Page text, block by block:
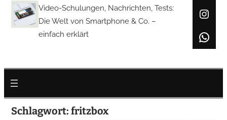
Video-Schulungen, Nachrichten, Tests:
Die Welt von Smartphone & Co. –
einfach erklärt
Schlagwort: fritzbox